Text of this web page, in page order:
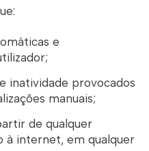
e
inatividade provocados
manuais;
de qualquer
à internet, em qualquer